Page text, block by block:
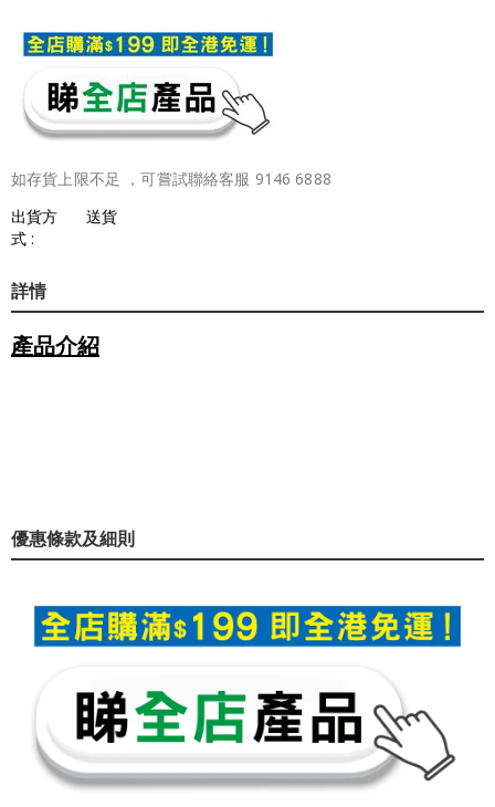
如存貨上限不足 ，可嘗試聯絡客服 9146 6888
出貨方
式 :
送貨
詳情
產品介紹
優惠條款及細則